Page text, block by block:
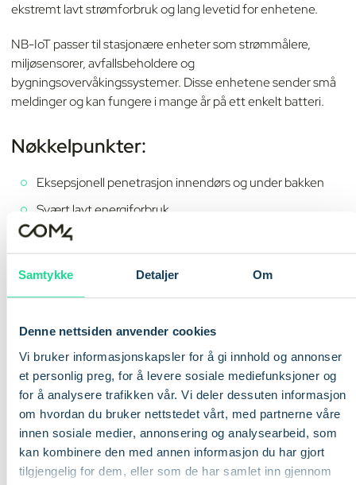
Samtykke Detaljer Om
Denne nettsiden anvender cookies
Vi bruker informasjonskapsler for å gi innhold og annonser
et personlig preg, for å levere sosiale mediefunksjoner og
for å analysere trafikken vår. Vi deler dessuten informasjon
om hvordan du bruker nettstedet vårt, med partnerne våre
innen sosiale medier, annonsering og analysearbeid, som
kan kombinere den med annen informasjon du har gjort
tilgjengelig for dem, eller som de har samlet inn gjennom
ekstremt lavt strømforbruk og lang levetid for enhetene.
NB-IoT passer til stasjonære enheter som strømmålere,
miljøsensorer, avfallsbeholdere og
bygningsovervåkingssystemer. Disse enhetene sender små
meldinger og kan fungere i mange år på ett enkelt batteri.
Nøkkelpunkter:
Eksepsjonell penetrasjon innendørs og under bakken
Svært lavt energiforbruk
Begrenset mobilitet
guide omNB-IoT.